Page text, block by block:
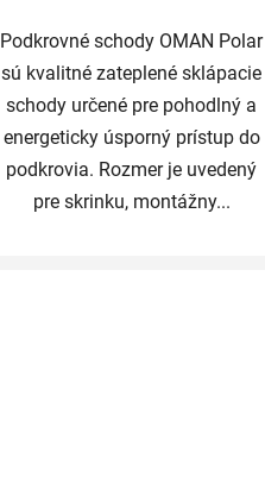
Podkrovné schody OMAN Polar
sú kvalitné zateplené sklápacie
schody určené pre pohodlný a
energeticky úsporný prístup do
podkrovia. Rozmer je uvedený
pre skrinku, montážny...